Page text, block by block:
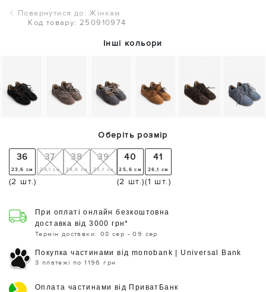
Повернутися до: Жінкам
Код товару: 250910974
Інші кольори
Оберіть розмір
36
23,6 см
(2 шт.)
37
24,1 см
38
24,6 см
39
25,1 см
40
25,6 см
(2 шт.)
41
26,1 см
(1 шт.)
При оплаті онлайн безкоштовна
доставка від 3000 грн*
Термін доставки: 08 сер - 09 сер
Покупка частинами від monobank | Universal Bank
3 платежі по 1196 грн
Оплата частинами від ПриватБанк